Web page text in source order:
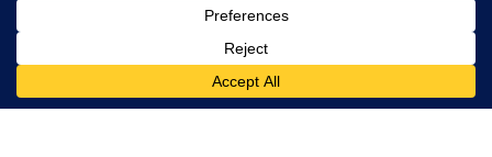
Available for iOS and Android